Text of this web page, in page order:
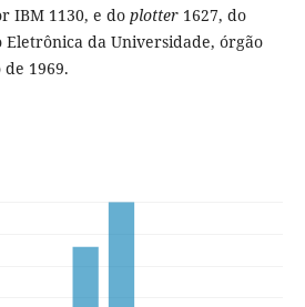
IBM 1130, e do plotter 1627, do
Eletrônica da Universidade, órgão
1969.